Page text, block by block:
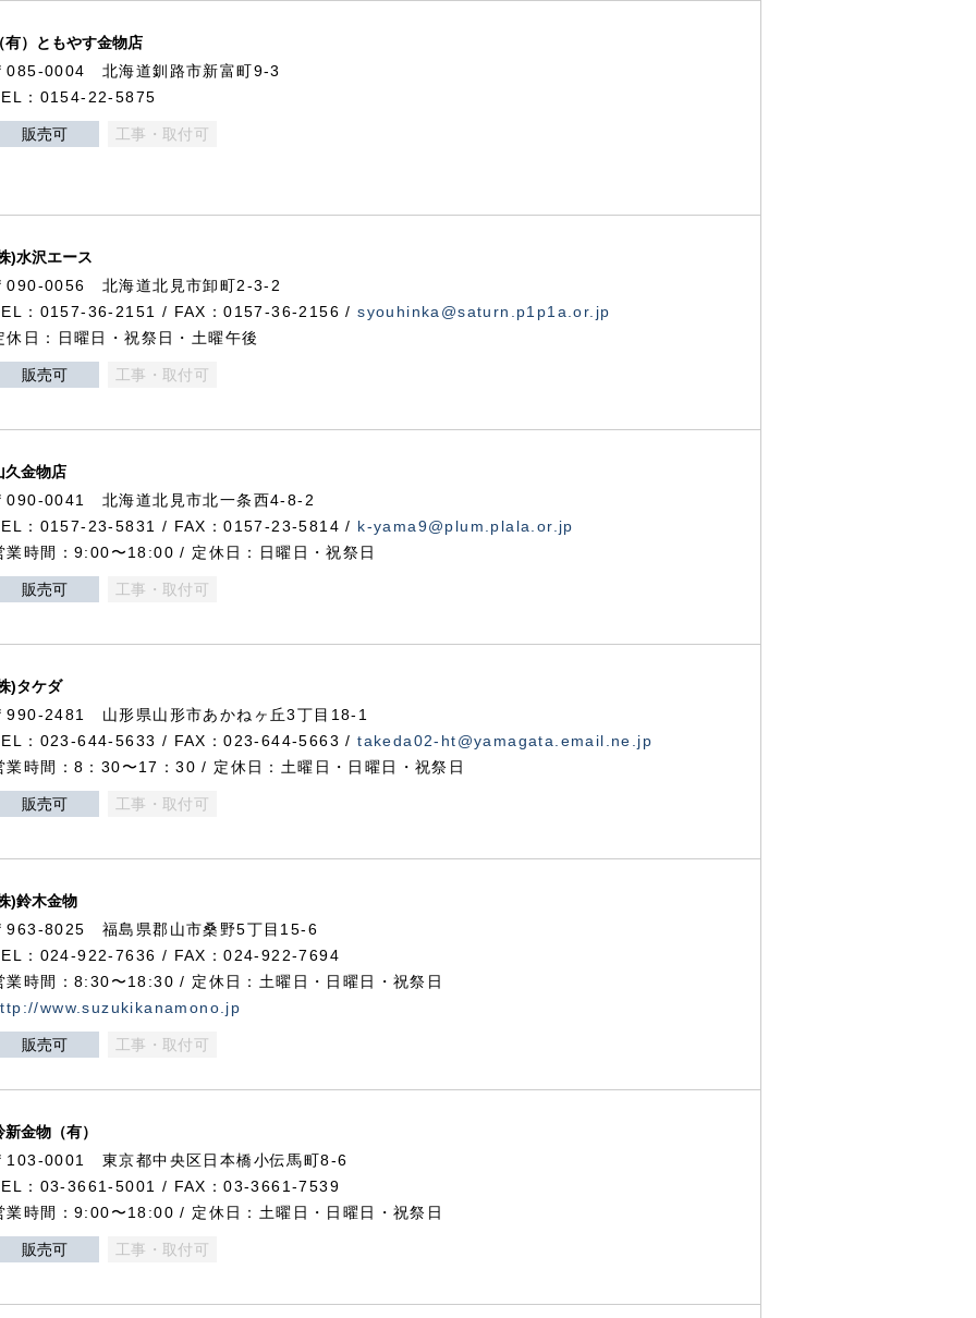
有）ともやす金物店
085-0004 北海道釧路市新富町9-3
：0154-22-5875
販売可 工事・取付可
)水沢エース
090-0056 北海道北見市卸町2-3-2
：0157-36-2151 / FAX：0157-36-2156 /syouhinka@saturn.p1p1a.or.jp
休日：日曜日・祝祭日・土曜午後
販売可 工事・取付可
久金物店
090-0041 北海道北見市北一条西4-8-2
：0157-23-5831 / FAX：0157-23-5814 / k-yama9@plum.plala.or.jp
業時間：9:00〜18:00 / 定休日：日曜日・祝祭日
販売可 工事・取付可
)タケダ
990-2481 山形県山形市あかねヶ丘3丁目18-1
：023-644-5633 / FAX：023-644-5663 /takeda02-ht@yamagata.email.ne.jp
業時間：8：30〜17：30 / 定休日：土曜日・日曜日・祝祭日
販売可 工事・取付可
)鈴木金物
963-8025 福島県郡山市桑野5丁目15-6
：024-922-7636 / FAX：024-922-7694
業時間：8:30〜18:30 / 定休日：土曜日・日曜日・祝祭日
www.suzukikanamono.jp
販売可 工事・取付可
新金物（有）
103-0001 東京都中央区日本橋小伝馬町8-6
：03-3661-5001 / FAX：03-3661-7539
業時間：9:00〜18:00 / 定休日：土曜日・日曜日・祝祭日
販売可 工事・取付可